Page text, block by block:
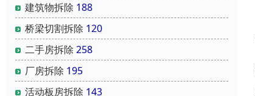
建筑物拆除 188
桥梁切割拆除 120
二手房拆除 258
厂房拆除 195
活动板房拆除 143